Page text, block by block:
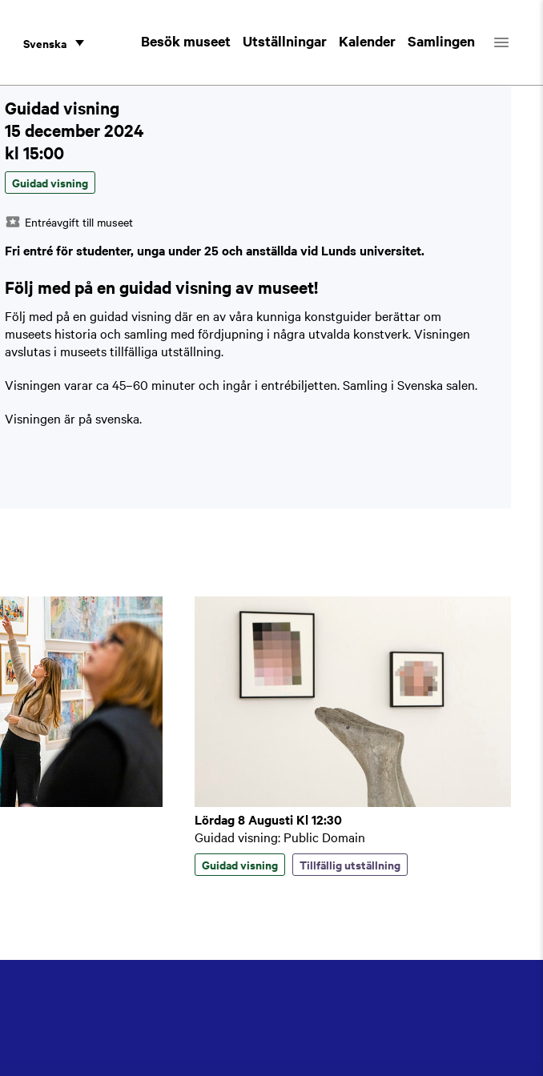
Svenska Besök museet Utställningar Kalender Samlingen
Guidad visning
15 december 2024
kl 15:00
Guidad visning
Entréavgift till museet
Fri entré för studenter, unga under 25 och anställda vid Lunds universitet.
Följ med på en guidad visning av museet!
Följ med på en guidad visning där en av våra kunniga konstguider berättar om
museets historia och samling med fördjupning i några utvalda konstverk. Visningen
avslutas i museets tillfälliga utställning.
Visningen varar ca 45–60 minuter och ingår i entrébiljetten. Samling i Svenska salen.
Visningen är på svenska.
Lördag 8 Augusti Kl 12:30
Guidad visning: Public Domain
Guidad visning Tillfällig utställning